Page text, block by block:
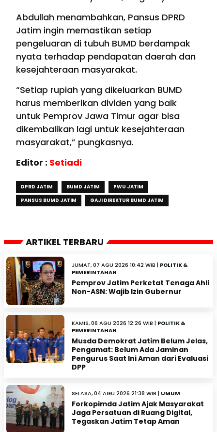
Abdullah menambahkan, Pansus DPRD
Jatim ingin memastikan setiap
pengeluaran di tubuh BUMD berdampak
nyata terhadap pendapatan daerah dan
kesejahteraan masyarakat.
“Setiap rupiah yang dikeluarkan BUMD
harus memberikan dividen yang baik
untuk Pemprov Jawa Timur agar bisa
dikembalikan lagi untuk kesejahteraan
masyarakat,” pungkasnya.
Editor : Setiadi
DPRD JATIM BUMD JATIM
PWU JATIM
PANSUS BUMD JATIM
GAJI DIREKTUR BUMD JATIM
ARTIKEL TERBARU
JUMAT, 07 AGU 2026 10:42 WIB | POLITIK &
PEMERINTAHAN
Pemprov Jatim Perketat Tenaga Ahli
Non-ASN: Wajib Izin Gubernur
KAMIS, 06 AGU 2026 12:26 WIB | POLITIK &
PEMERINTAHAN
Musda Demokrat Jatim Belum Jelas,
Pengamat: Belum Ada Jaminan
Pengurus Saat Ini Aman dari Evaluasi
DPP
SELASA, 04 AGU 2026 21:38 WIB | UMUM
Forkopimda Jatim Ajak Masyarakat
Jaga Persatuan di Ruang Digital,
Tegaskan Jatim Tetap Aman